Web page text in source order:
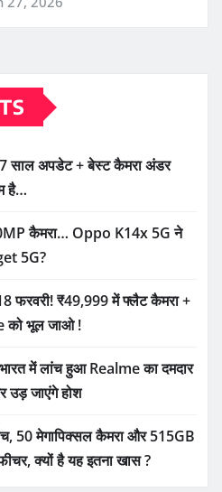
साल अपडेट + बेस्ट कैमरा अंडर
है…
कैमरा… Oppo K14x 5G ने
5G?
फरवरी! ₹49,999 में फ्लैट कैमरा +
को भूल जाओ !
में लांच हुआ Realme का दमदार
उड़ जाएंगे होश
50 मेगापिक्सल कैमरा और 515GB
क्यों है यह इतना खास ?